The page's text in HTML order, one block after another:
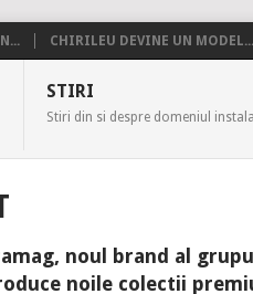
CHIRILEU DEVINE UN MODEL...
STIRI
Stiri din si despre domeniul
noul brand al
noile colectii